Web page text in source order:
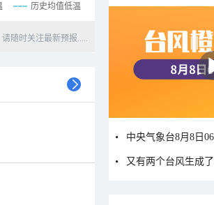
历史均值低温
随时关注最新预报.....
又有两个台风生成了